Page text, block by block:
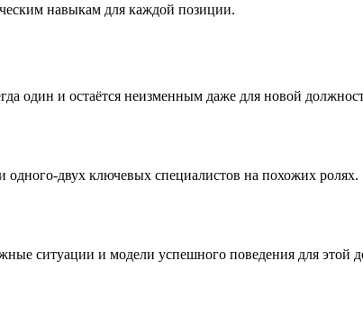
навыкам для каждой позиции.
один и остаётся неизменным даже для новой
одного-двух ключевых специалистов на похожих ролях.
ситуации и модели успешного поведения для этой